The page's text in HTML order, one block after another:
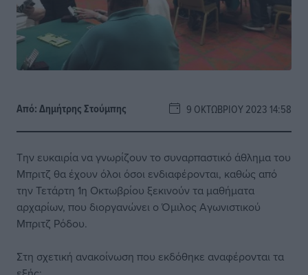
Από:Δημήτρης Στούμπης 9 ΟΚΤΩΒΡΊΟΥ 2023 14:58
Την ευκαιρία να γνωρίζουν το συναρπαστικό άθλημα του
Μπριτζ θα έχουν όλοι όσοι ενδιαφέρονται, καθώς από
την Τετάρτη 1η Οκτωβρίου ξεκινούν τα μαθήματα
αρχαρίων, που διοργανώνει ο Όμιλος Αγωνιστικού
Μπριτζ Ρόδου.
Στη σχετική ανακοίνωση που εκδόθηκε αναφέρονται τα